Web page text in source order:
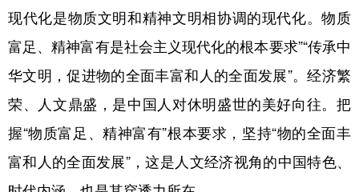
食品 人居 信息化 数字经济
学术中国 乡村振兴 银龄 溯源中国
城市 旅游 能源 会展
彩票 娱乐 时尚 悦读
公益 一带一路 亚太网 上市公司
现代化是物质文明和精神文明相协调的现代化。物质
富足、精神富有是社会主义现代化的根本要求”“传承中
华文明，促进物的全面丰富和人的全面发展”。经济繁
荣、人文鼎盛，是中国人对休明盛世的美好向往。把
握“物质富足、精神富有”根本要求，坚持“物的全面丰
富和人的全面发展”，这是人文经济视角的中国特色、